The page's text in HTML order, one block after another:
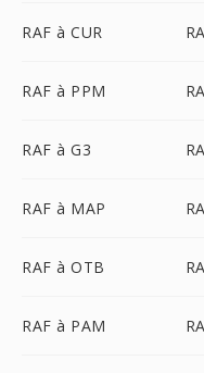
RAF à CUR
RAF à PPM
RAF à G3
RAF à MAP
RAF à OTB
RAF à PAM